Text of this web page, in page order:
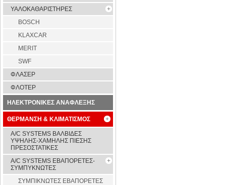
ΥΑΛΟΚΑΘΑΡΙΣΤΗΡΕΣ
BOSCH
KLAXCAR
MERIT
SWF
ΦΛΑΣΕΡ
ΦΛΟΤΕΡ
ΗΛΕΚΤΡΟΝΙΚΕΣ ΑΝΑΦΛΕΞΗΣ
ΘΕΡΜΑΝΣΗ & ΚΛΙΜΑΤΙΣΜΟΣ
A/C SYSTEMS ΒΑΛΒΙΔΕΣ
ΥΨΗΛΗΣ-ΧΑΜΗΛΗΣ ΠΙΕΣΗΣ
ΠΡΕΣΟΣΤΑΤΙΚΕΣ
A/C SYSTEMS ΕΒΑΠΟΡΕΤΕΣ-
ΣΥΜΠYΚΝΩΤΕΣ
ΣΥΜΠΙΚΝΩΤΕΣ ΕΒΑΠΟΡΕΤΕΣ